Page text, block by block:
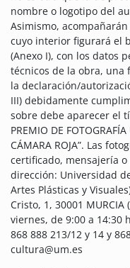
nombre o logotipo del
Asimismo,
cuyo interior figurará el
(Anexo I), con los datos
técnicos de la obra, una
la declaración/
III) debidamente
sobre debe aparecer el
PREMIO DE
CÁMARA ROJA”. Las
certificado, mensajería
dirección: Universidad
Artes Plásticas y
Cristo, 1, 30001
viernes, de 9:00 a 14:30
868 888 213/12 y 14 y
cultura@um.es